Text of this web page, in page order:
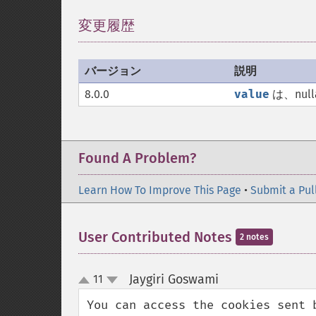
変更履歴
バージョン
説明
8.0.0
value は、
Found A Problem?
Learn How To Improve This Page • Submit a
User Contributed Notes 2 notes
up
down
11 Jaygiri Goswami
You can access the cookies sent